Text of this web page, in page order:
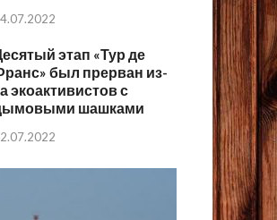
этап «Тур де
был прерван из-
экоактивистов с
шашками